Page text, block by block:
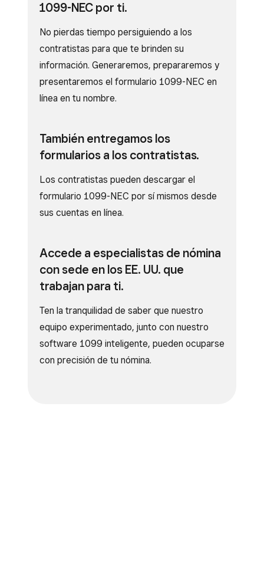
1099-NEC por ti.
No pierdas tiempo persiguiendo a los
contratistas para que te brinden su
información. Generaremos, prepararemos y
presentaremos el formulario 1099-NEC en
línea en tu nombre.
También entregamos los
formularios a los contratistas.
Los contratistas pueden descargar el
formulario 1099-NEC por sí mismos desde
sus cuentas en línea.
Accede a especialistas de nómina
con sede en los EE. UU. que
trabajan para ti.
Ten la tranquilidad de saber que nuestro
equipo experimentado, junto con nuestro
software 1099 inteligente, pueden ocuparse
con precisión de tu nómina.